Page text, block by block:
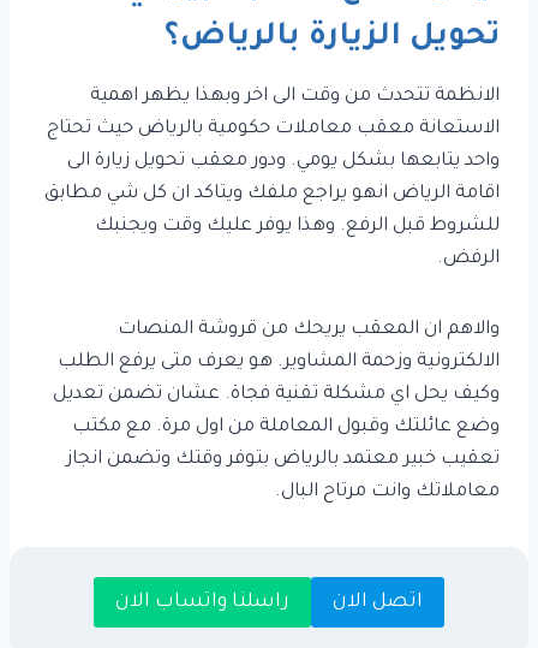
تحويل الزيارة بالرياض؟
الانظمة تتحدث من وقت الى اخر وبهذا يظهر اهمية
الاستعانة معقب معاملات حكومية بالرياض حيث تحتاج
واحد يتابعها بشكل يومي. ودور معقب تحويل زيارة الى
اقامة الرياض انهو يراجع ملفك ويتاكد ان كل شي مطابق
للشروط قبل الرفع. وهذا يوفر عليك وقت ويجنبك
الرفض.
والاهم ان المعقب يريحك من قروشة المنصات
الالكترونية وزحمة المشاوير. هو يعرف متى يرفع الطلب
وكيف يحل اي مشكلة تقنية فجاة. عشان تضمن تعديل
وضع عائلتك وقبول المعاملة من اول مرة. مع مكتب
تعقيب خبير معتمد بالرياض بتوفر وقتك وتضمن انجاز
معاملاتك وانت مرتاح البال.
اتصل الان راسلنا واتساب الان